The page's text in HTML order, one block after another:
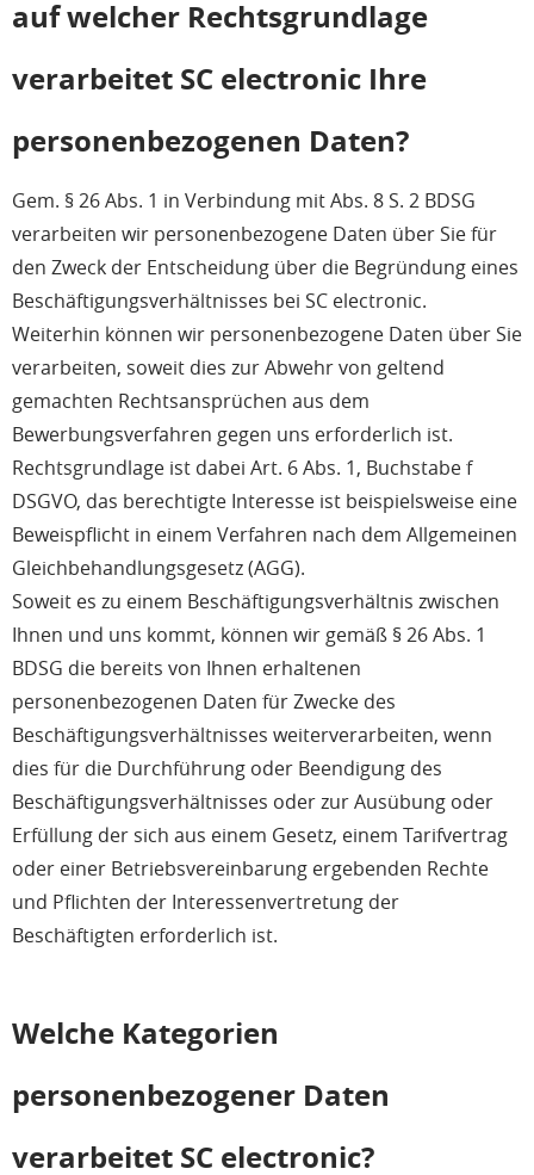
auf welcher Rechtsgrundlage
verarbeitet SC electronic Ihre
personenbezogenen Daten?
Gem. § 26 Abs. 1 in Verbindung mit Abs. 8 S. 2 BDSG
verarbeiten wir personenbezogene Daten über Sie für
den Zweck der Entscheidung über die Begründung eines
Beschäftigungsverhältnisses bei SC electronic.
Weiterhin können wir personenbezogene Daten über Sie
verarbeiten, soweit dies zur Abwehr von geltend
gemachten Rechtsansprüchen aus dem
Bewerbungsverfahren gegen uns erforderlich ist.
Rechtsgrundlage ist dabei Art. 6 Abs. 1, Buchstabe f
DSGVO, das berechtigte Interesse ist beispielsweise eine
Beweispflicht in einem Verfahren nach dem Allgemeinen
Gleichbehandlungsgesetz (AGG).
Soweit es zu einem Beschäftigungsverhältnis zwischen
Ihnen und uns kommt, können wir gemäß § 26 Abs. 1
BDSG die bereits von Ihnen erhaltenen
personenbezogenen Daten für Zwecke des
Beschäftigungsverhältnisses weiterverarbeiten, wenn
dies für die Durchführung oder Beendigung des
Beschäftigungsverhältnisses oder zur Ausübung oder
Erfüllung der sich aus einem Gesetz, einem Tarifvertrag
oder einer Betriebsvereinbarung ergebenden Rechte
und Pflichten der Interessenvertretung der
Beschäftigten erforderlich ist.
Welche Kategorien
personenbezogener Daten
verarbeitet SC electronic?